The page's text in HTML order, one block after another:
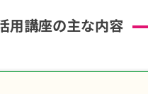
用講座の主な内容